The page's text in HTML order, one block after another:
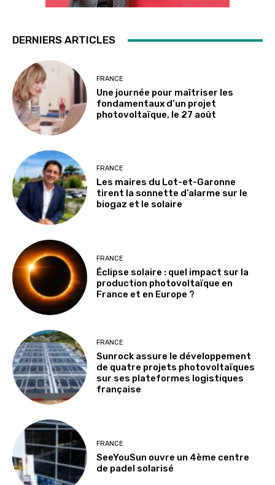
DERNIERS ARTICLES
FRANCE
Une journée pour maîtriser les
fondamentaux d’un projet
photovoltaïque, le 27 août
FRANCE
Les maires du Lot-et-Garonne
tirent la sonnette d’alarme sur le
biogaz et le solaire
FRANCE
Éclipse solaire : quel impact sur la
production photovoltaïque en
France et en Europe ?
FRANCE
Sunrock assure le développement
de quatre projets photovoltaïques
sur ses plateformes logistiques
française
FRANCE
SeeYouSun ouvre un 4ème centre
de padel solarisé